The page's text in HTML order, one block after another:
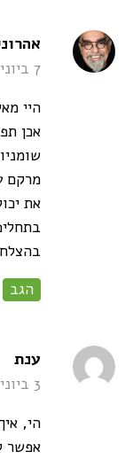
7 ביוני 2021 9:59
היי
אכן
מרקם
את
הגב
ענת
3 ביוני 2021 20:01
הי,
אפשר